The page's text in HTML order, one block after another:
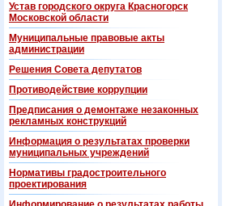
Устав городского округа Красногорск
Московской области
Муниципальные правовые акты
администрации
Решения Совета депутатов
Противодействие коррупции
Предписания о демонтаже незаконных
рекламных конструкций
Информация о результатах проверки
муниципальных учреждений
Нормативы градостроительного
проектирования